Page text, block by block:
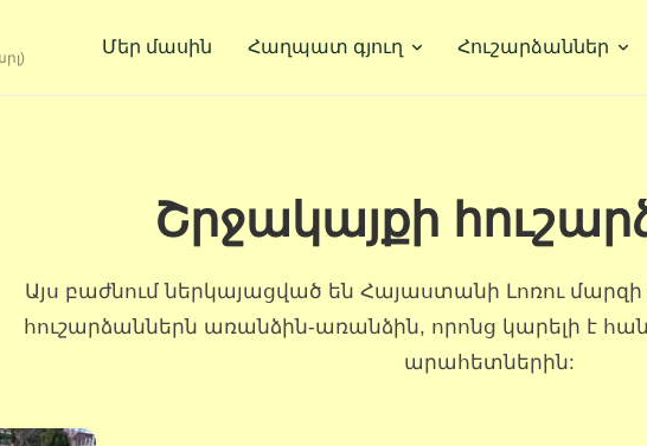
Մեր մասին Հաղպատ գյուղ Հուշարձաններ
Շրջակայքի
Այս բաժնում ներկայացված են Հայաստանի Լոռու
հուշարձաններն առանձին-առանձին, որոնց կարելի է
արահետներին: